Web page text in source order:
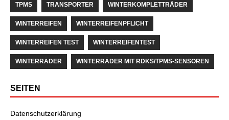
TPMS TRANSPORTER WINTERKOMPLETTRÄDER
WINTERREIFEN WINTERREIFENPFLICHT
WINTERREIFEN TEST WINTERREIFENTEST
WINTERRÄDER WINTERRÄDER MIT RDKS/TPMS-SENSOREN
SEITEN
Datenschutzerklärung